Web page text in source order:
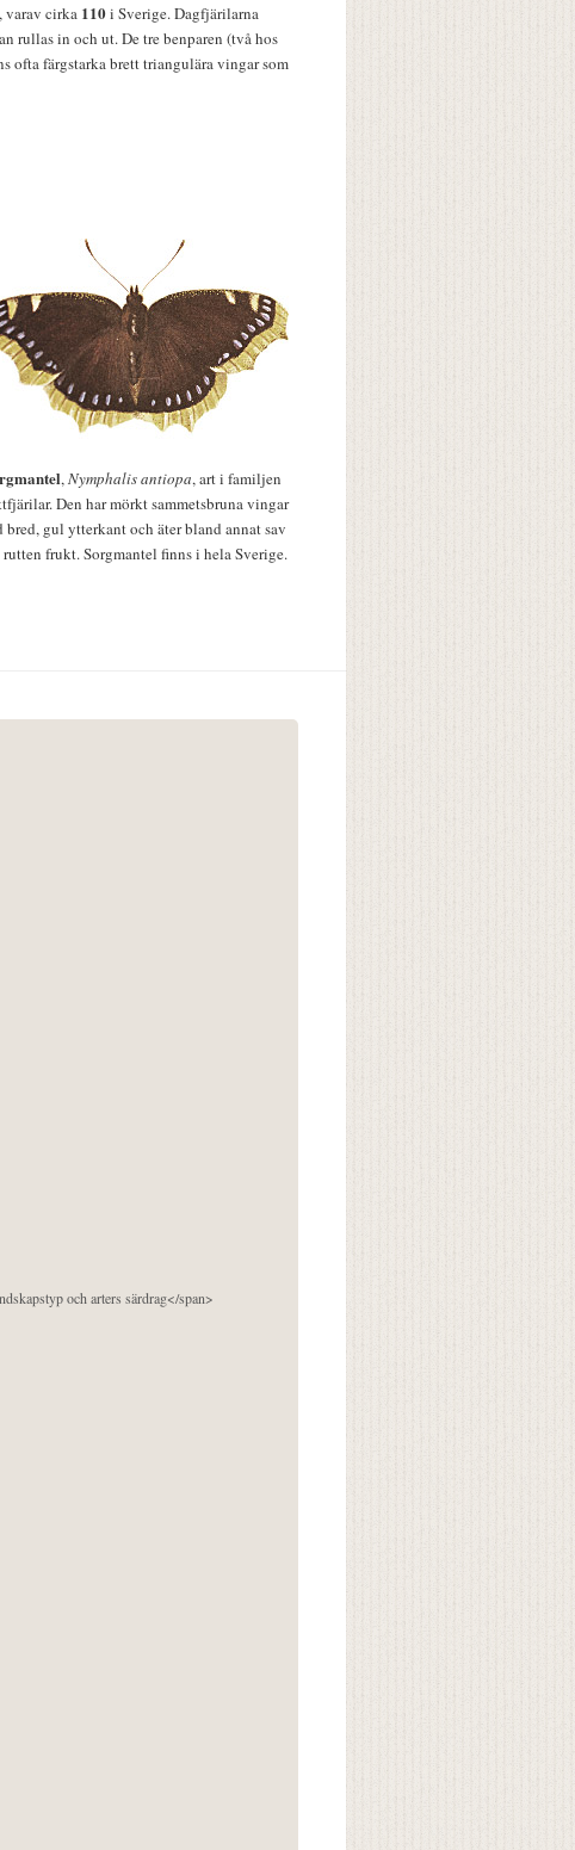
varav cirka 110i Sverige. Dagfjärilarna
rullas in och ut. De tre benparen (två hos
ofta färgstarka brett triangulära vingar som
,Nymphalis antiopa, art i familjen
Den har mörkt sammetsbruna vingar
bred, gul ytterkant och äter bland annat sav
frukt. Sorgmantel finns i hela Sverige.
och arters särdrag</span>